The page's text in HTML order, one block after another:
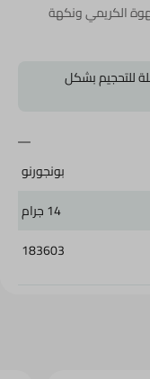
الكريمي ونكهة
للتحجيم بشكل
بونجورنو
14 جرام
183603